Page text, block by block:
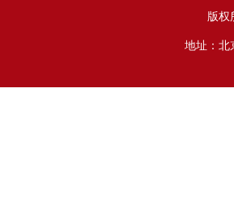
版权
地址：北